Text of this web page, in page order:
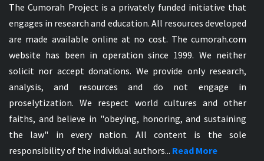
The Cumorah Project is a privately funded initiative that
engages in research and education. All resources developed
are made available online at no cost. The cumorah.com
website has been in operation since 1999. We neither
solicit nor accept donations. We provide only research,
analysis, and resources and do not engage in
proselytization. We respect world cultures and other
faiths, and believe in "obeying, honoring, and sustaining
the law" in every nation. All content is the sole
responsibility of the individual authors... Read More